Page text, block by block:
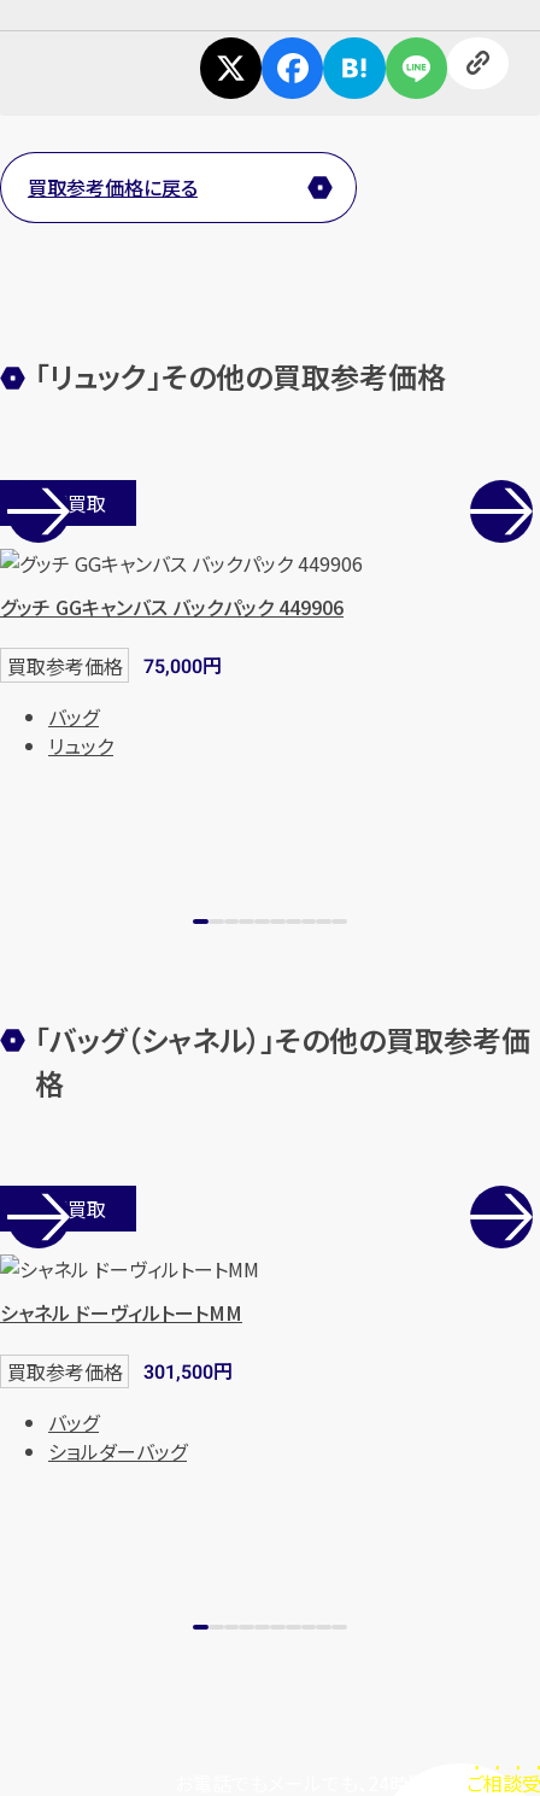
最短1分！今すぐ査定金額をお伝えいたします
まずはお電話で無料査定
【総合受付】24時間・年中無休(年末年始除く)
買取参考価格に戻る
「リュック」その他の買取参考価格
店舗買取
グッチ GGキャンバス バックパック 449906
買取参考価格 75,000円
バッグ
リュック
「バッグ（シャネル）」その他の買取参考価
格
店舗買取
シャネル ドーヴィルトートMM
買取参考価格 301,500円
バッグ
ショルダーバッグ
ご相談